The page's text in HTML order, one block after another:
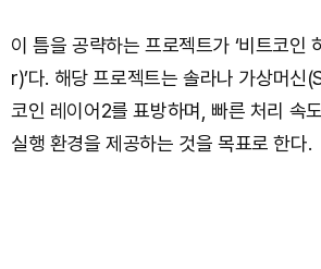
이 틈을 공략하는 프로젝트가 ‘비트코
r)’다. 해당 프로젝트는 솔라나 가상머신
코인 레이어2를 표방하며, 빠른 처리 속
실행 환경을 제공하는 것을 목표로 한다.